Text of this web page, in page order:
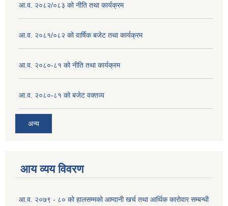
आ.व. २०८२/०८३ को नीति तथा कार्यक्रम
आ.व. २०८१/०८२ को वार्षिक बजेट तथा कार्यक्रम
आ.व. २०८०-८१ को नीति तथा कार्यक्रम
आ.व. २०८०-८१ को बजेट वक्तव्य
अन्य
आय व्यय विवरण
आ.व. २०७९ - ८० को हालसम्मको आम्दानी खर्च तथा आर्थिक कारोवार सम्बन्धी